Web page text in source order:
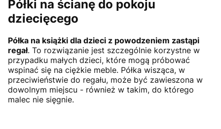
Półki na ścianę do pokoju
dziecięcego
Półka na książki dla dzieci z powodzeniem zastąpi
regał. To rozwiązanie jest szczególnie korzystne w
przypadku małych dzieci, które mogą próbować
wspinać się na ciężkie meble. Półka wisząca, w
przeciwieństwie do regału, może być zawieszona w
dowolnym miejscu - również w takim, do którego
malec nie sięgnie.